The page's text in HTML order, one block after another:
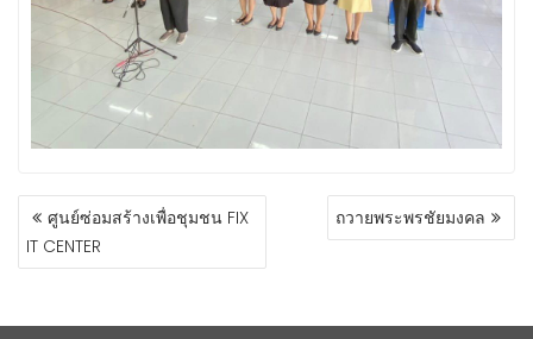
ศูนย์ซ่อมสร้างเพื่อชุมชน FIX
IT CENTER
ถวายพระพรชัยมงคล